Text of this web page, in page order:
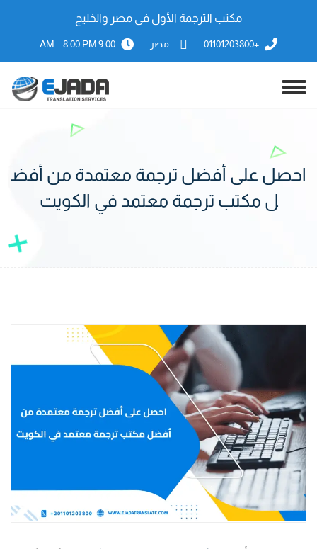
مكتب الترجمة الأول فى مصر والخليج
+01101203800 مصر 9:00 AM – 8:00 PM
احصل على أفضل ترجمة معتمدة من أفض
ل مكتب ترجمة معتمد في الكويت